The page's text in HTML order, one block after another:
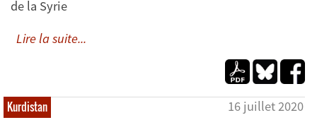
de la Syrie
Lire la suite...
Kurdistan 16 juillet 2020